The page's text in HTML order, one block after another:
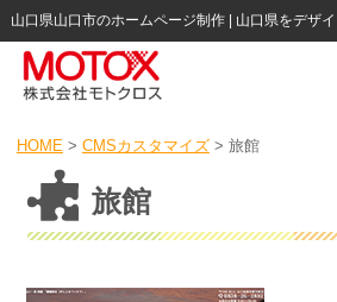
山口県山口市のホームページ制作 | 山口県をデザ
HOME> CMSカスタマイズ> 旅館
旅館